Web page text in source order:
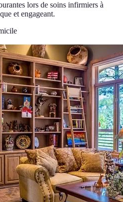
lors de soins infirmiers à
et engageant.